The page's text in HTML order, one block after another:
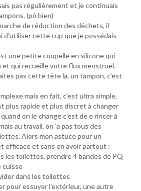
pas régulièrement et je continuais
(pô bien)
de réduction des déchets, il
cette cup que je possédais
une petite coupelle en silicone qui
et qui recueille votre flux menstruel.
pas cette tête la, un tampon, c’est
mais en fait, c’est ultra simple,
plus rapide et plus discret à changer
quand on le change c’est de e rincer à
au travail, on ‘a pas tous des
Alors mon astuce pour un
efficace et sans en avoir partout :
les toilettes, prendre 4 bandes de PQ
cuisse
dans les toilettes
pour essuyer l’extérieur, une autre